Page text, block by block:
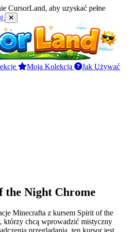
CursorLand, aby uzyskać pełne
Moja Kolekcja
Jak Używać
Night Chrome
Minecrafta z kursem Spirit of the
którzy chcą wprowadzić mistyczny
przeglądania, ten kursor jest